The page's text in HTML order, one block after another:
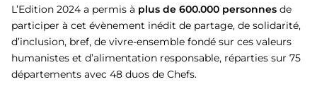
L’Edition 2024 a permis à plus de 600.000 personnes de
participer à cet évènement inédit de partage, de solidarité,
d’inclusion, bref, de vivre-ensemble fondé sur ces valeurs
humanistes et d’alimentation responsable, réparties sur 75
départements avec 48 duos de Chefs.